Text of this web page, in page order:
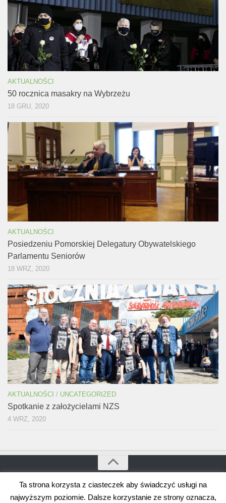
AKTUALNOŚCI
50 rocznica masakry na Wybrzeżu
18 GRU, 2020
AKTUALNOŚCI
Posiedzeniu Pomorskiej Delegatury Obywatelskiego
Parlamentu Seniorów
18 WRZ, 2020
AKTUALNOŚCI / UNCATEGORIZED
Spotkanie z założycielami NZS
4 WRZ, 2020
Bogdan Borusewicz © 2026. Wszystkie prawa zastrzeżone
Wspierane przez WordPress. Szablon autorstwaAlx.
Ta strona korzysta z ciasteczek aby świadczyć usługi na
najwyższym poziomie. Dalsze korzystanie ze strony oznacza,